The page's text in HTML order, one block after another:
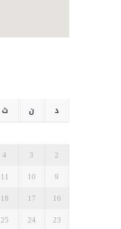
د
ن ث
2
3
4
9
10
11
16
17
18
23
24
25